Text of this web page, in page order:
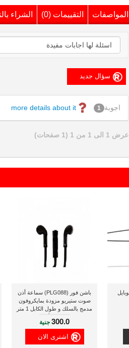
المواصفات التقييمات (0) الشراء
more details about it اجوبة 1
عرض 1 الى 1 من 1 (1 صفحات)
باشن فور (PLG088) سماعة أذن
صوت ستيريو مزودة بمايكروفون
مدمج بالسلك و طول الكابل 1 متر
و ذو لون أسود
300.0جنية
اشترى الان